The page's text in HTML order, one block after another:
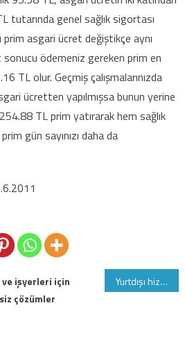
tutarında genel sağlık sigortası
asgari ücret değiştikçe aynı
ödemeniz gereken prim en
TL olur. Geçmiş çalışmalarınızda
ücretten yapılmışsa bunun yerine
TL prim yatırarak hem sağlık
gün sayınızı daha da
Yurtdışı hizmet borçlanması yapılacak ve yapılamayacak süreler
ve işyerleri için
çözümler